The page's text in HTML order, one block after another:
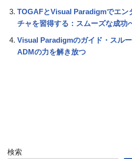
TOGAFとVisual Paradigmでエン
チャを習得する：スムーズな成功
Visual Paradigmのガイド・スル
ADMの力を解き放つ
検索